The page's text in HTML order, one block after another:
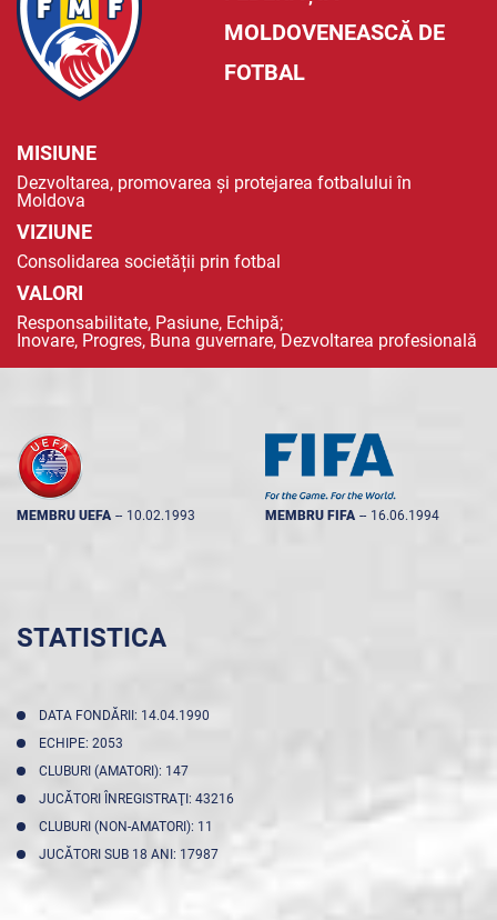
MOLDOVENEASCĂ DE
FOTBAL
MISIUNE
Dezvoltarea, promovarea și protejarea fotbalului în
Moldova
VIZIUNE
Consolidarea societății prin fotbal
VALORI
Responsabilitate, Pasiune, Echipă;
Inovare, Progres, Buna guvernare, Dezvoltarea profesională
MEMBRU UEFA -- 10.02.1993 MEMBRU FIFA -- 16.06.1994
STATISTICA
DATA FONDĂRII: 14.04.1990
ECHIPE: 2053
CLUBURI (AMATORI): 147
JUCĂTORI ÎNREGISTRAŢI: 43216
CLUBURI (NON-AMATORI): 11
JUCĂTORI SUB 18 ANI: 17987